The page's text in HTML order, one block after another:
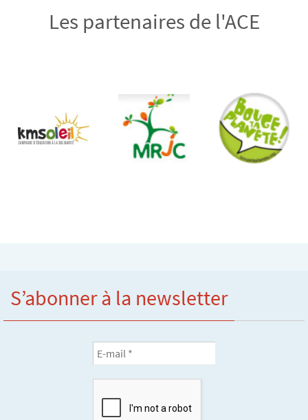
Les partenaires de l'ACE
S’abonner à la newsletter